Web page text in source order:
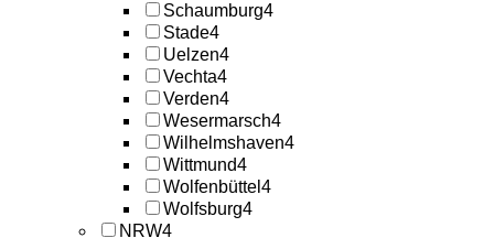
Schaumburg4
Stade4
Uelzen4
Vechta4
Verden4
Wesermarsch4
Wilhelmshaven4
Wittmund4
Wolfenbüttel 4
Wolfsburg4
NRW4